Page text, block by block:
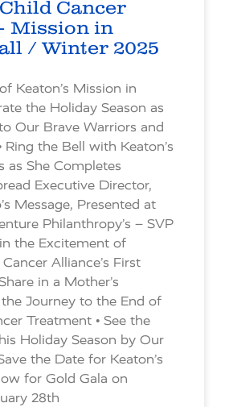
Cancer
Mission in
/ Winter 2025
Keaton’s Mission in
the Holiday Season as
Our Brave Warriors and
Ring the Bell with Keaton’s
as She Completes
Executive Director,
Message, Presented at
Philanthropy’s – SVP
the Excitement of
Alliance’s First
in a Mother’s
Journey to the End of
Treatment • See the
Holiday Season by Our
the Date for Keaton’s
for Gold Gala on
28th